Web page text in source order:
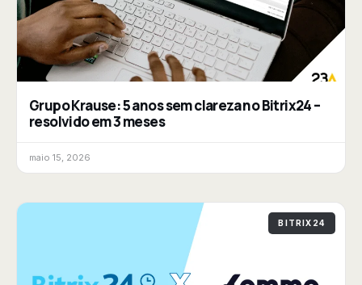
Grupo Krause: 5 anos sem clareza no Bitrix24 –
resolvido em 3 meses
maio 15, 2026
BITRIX24